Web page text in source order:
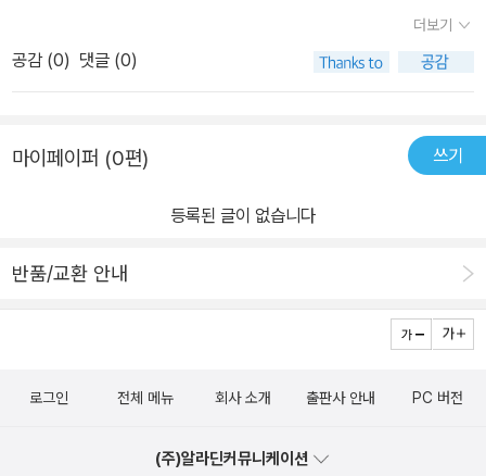
의 고향 고리, 독특한 요새 아나누리, 힐링 휴양지 보르조미, 이슬람
문화를 볼 수 있는 아할치헤, 프로메테우스 동굴이 있는 쿠타이시, 작
수도원의 기능을 한 동굴 도시와 실제 도시의 기능을 수행한 동굴 도
시 등 다양한 동굴 도시가 있습니다. 영화에서나 볼 법한 비주얼을 가
티아와 카즈베기의 자연은 경외심을 불러일으킵니다. 코카서스 산맥
가까이에 있는 우쉬굴리 마을에서의 트레킹은 조지아 여행의 하이라
풍경은 마음을 차분하게 만듭니다.오감이 즐거운 여행, 웅장한 코카
서스 산맥이 만들어낸 자연의 걸작을 만날 수 있는 조지아의 매력을
소개해주는 조지아의 음식이나 치안에 대한부분들을 미리 숙지해두
면 좋을 것 같아요 제게도 생소한 곳인데 해시태그 조지아 책을 보면
서 조지아라는 곳이 매력적인 여행지라는 생각이 들었어요조지아는
있어요 스위스처럼 아름다운 자연이 있고, 프랑스처럼 풍부한 와인이
이 있는 조지아!!! 이렇게 다양한 매력이 있는 조지아의 국토를 살펴보
루어져 있어요 날씨는 봄, 가을이 짧은 편이고 카푸카스 산맥이 있는
는 지역에 따라 옷차림을 다양하게 준비하는 것이 좋을 것 같아요책
사등 조지아를 방문하기 전에 미리 알아두면 좋은 정보들도 많이 수
생각이 들더라구요우리가 많이 들어본 백만송이 장미 노래의 유래부
더보기
공감 (0) 댓글 (0)
마이페이퍼 (0편) 쓰기
등록된 글이 없습니다
반품/교환 안내
로그인 전체 메뉴 회사 소개 출판사 안내 PC 버전
(주)알라딘커뮤니케이션